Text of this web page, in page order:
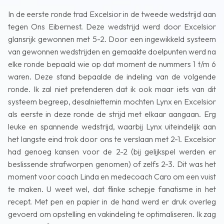
In de eerste ronde trad Excelsior in de tweede wedstrijd aan
tegen Ons Eibernest. Deze wedstrijd werd door Excelsior
glansrijk gewonnen met 5-2. Door een ingewikkeld systeem
van gewonnen wedstrijden en gemaakte doelpunten werd na
elke ronde bepaald wie op dat moment de nummers 1 t/m 6
waren. Deze stand bepaalde de indeling van de volgende
ronde. Ik zal niet pretenderen dat ik ook maar iets van dit
systeem begreep, desalniettemin mochten Lynx en Excelsior
als eerste in deze ronde de strijd met elkaar aangaan. Erg
leuke en spannende wedstrijd, waarbij Lynx uiteindelijk aan
het langste eind trok door ons te verslaan met 2-1. Excelsior
had genoeg kansen voor de 2-2 (bij gelijkspel werden er
beslissende strafworpen genomen) of zelfs 2-3. Dit was het
moment voor coach Linda en medecoach Caro om een vuist
te maken. U weet wel, dat flinke schepje fanatisme in het
recept. Met pen en papier in de hand werd er druk overleg
gevoerd om opstelling en vakindeling te optimaliseren. Ik zag